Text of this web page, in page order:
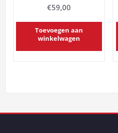
€59,00
Toevoegen aan
winkelwagen